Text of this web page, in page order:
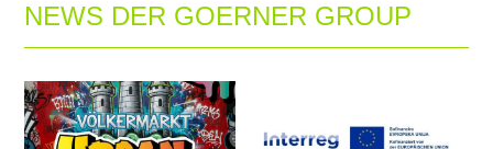
NEWS DER GOERNER GROUP